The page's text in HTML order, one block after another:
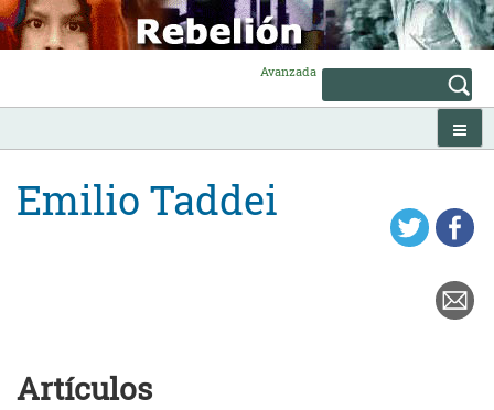
Skip
to
content
Avanzada
Emilio Taddei
Artículos